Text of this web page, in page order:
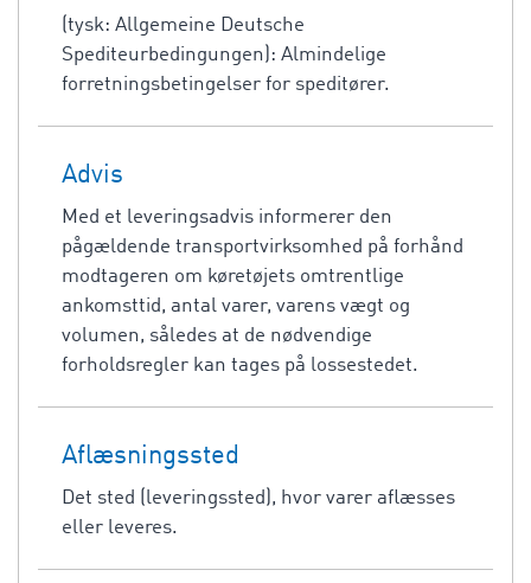
(tysk: Allgemeine Deutsche
Spediteurbedingungen): Almindelige
forretningsbetingelser for speditører.
Advis
Med et leveringsadvis informerer den
pågældende transportvirksomhed på forhånd
modtageren om køretøjets omtrentlige
ankomsttid, antal varer, varens vægt og
volumen, således at de nødvendige
forholdsregler kan tages på lossestedet.
Aflæsningssted
Det sted (leveringssted), hvor varer aflæsses
eller leveres.